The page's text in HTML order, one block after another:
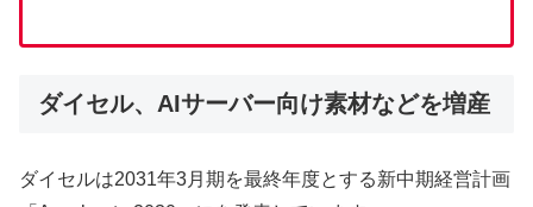
ダイセル、AIサーバー向け素材などを増産
ダイセルは2031年3月期を最終年度とする新中期経営計画